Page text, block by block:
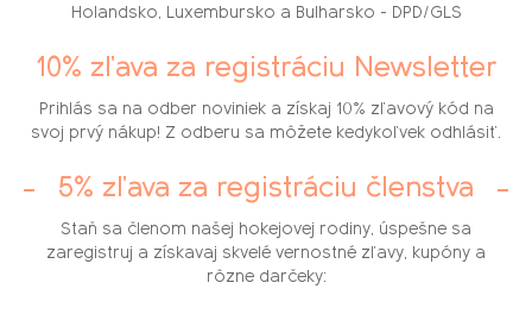
Holandsko, Luxembursko a Bulharsko - DPD/GLS
10% zľava za registráciu Newsletter
Prihlás sa na odber noviniek a získaj 10% zľavový kód na
svoj prvý nákup! Z odberu sa môžete kedykoľvek odhlásiť.
5% zľava za registráciu členstva
Staň sa členom našej hokejovej rodiny, úspešne sa
zaregistruj a získavaj skvelé vernostné zľavy, kupóny a
rôzne darčeky: